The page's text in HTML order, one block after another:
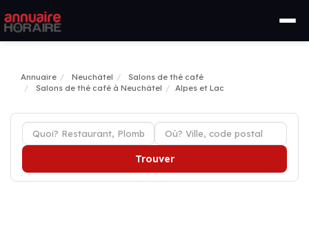
Annuaire Neuchâtel
Salons de thé café
Salons de thé café à Neuchâtel
Alpes et Lac
Trouver